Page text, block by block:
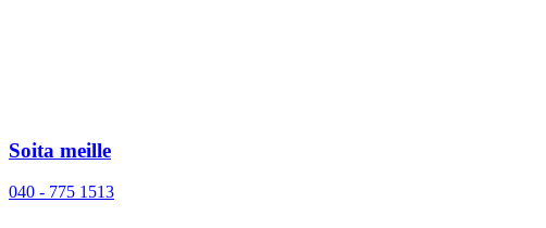
Soita meille
040 - 775 1513